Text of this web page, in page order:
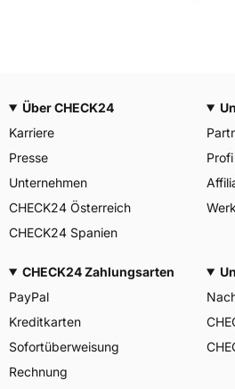
Über CHECK24
Karriere
Presse
Unternehmen
CHECK24 Österreich
CHECK24 Spanien
CHECK24 Zahlungsarten
PayPal
Kreditkarten
Sofortüberweisung
Rechnung